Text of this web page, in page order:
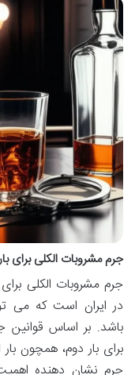
جرم مشروبات الکلی برای
جرم مشروبات الکلی
در ایران است که می
باشد. بر اساس قوانین
جرم نشان دهنده